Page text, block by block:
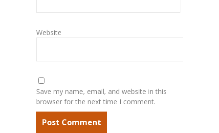
Website
Save my name, email, and website in this
browser for the next time I comment.